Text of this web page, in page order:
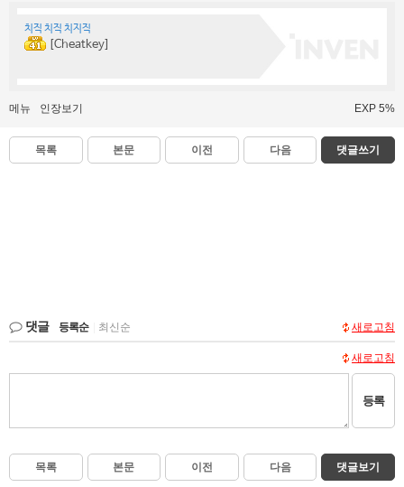
치직 치직 치지직
[Cheatkey]
메뉴 인장보기 EXP 5%
목록 본문 이전 다음 댓글쓰기
댓글 등록순 최신순 새로고침
새로고침
등록
목록 본문 이전 다음 댓글보기